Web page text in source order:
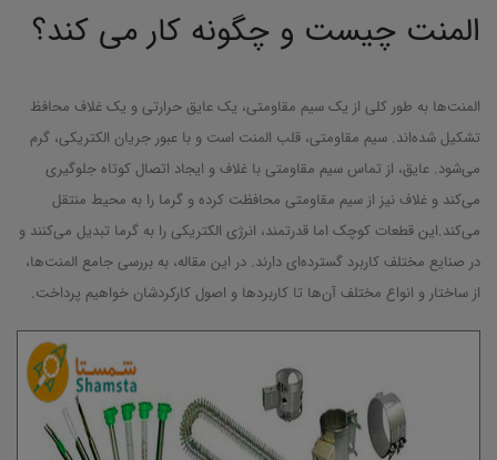
المنت چیست و چگونه کار می کند؟
المنت‌ها به طور کلی از یک سیم مقاومتی، یک عایق حرارتی و یک غلاف محافظ
تشکیل شده‌اند. سیم مقاومتی، قلب المنت است و با عبور جریان الکتریکی، گرم
می‌شود. عایق، از تماس سیم مقاومتی با غلاف و ایجاد اتصال کوتاه جلوگیری
می‌کند و غلاف نیز از سیم مقاومتی محافظت کرده و گرما را به محیط منتقل
می‌کند.این قطعات کوچک اما قدرتمند، انرژی الکتریکی را به گرما تبدیل می‌کنند و
در صنایع مختلف کاربرد گسترده‌ای دارند. در این مقاله، به بررسی جامع المنت‌ها،
از ساختار و انواع مختلف آن‌ها تا کاربردها و اصول کارکردشان خواهیم پرداخت.